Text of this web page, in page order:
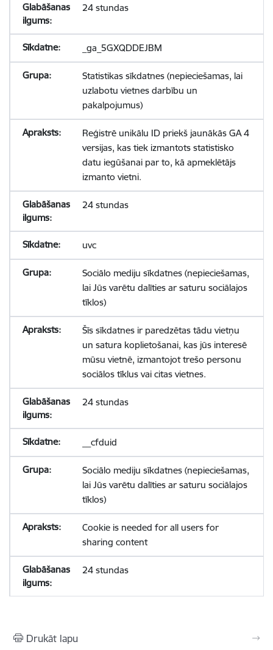
24 stundas
_ga_5GXQDDEJBM
Statistikas sīkdatnes (nepieciešamas, lai
uzlabotu vietnes darbību un
pakalpojumus)
Reģistrē unikālu ID priekš jaunākās GA 4
versijas, kas tiek izmantots statistisko
datu iegūšanai par to, kā apmeklētājs
izmanto vietni.
24 stundas
uvc
Sociālo mediju sīkdatnes (nepieciešamas,
lai Jūs varētu dalīties ar saturu sociālajos
tīklos)
Šīs sīkdatnes ir paredzētas tādu vietņu
un satura koplietošanai, kas jūs interesē
mūsu vietnē, izmantojot trešo personu
sociālos tīklus vai citas vietnes.
24 stundas
__cfduid
Sociālo mediju sīkdatnes (nepieciešamas,
lai Jūs varētu dalīties ar saturu sociālajos
tīklos)
Cookie is needed for all users for
sharing content
24 stundas
Drukāt lapu